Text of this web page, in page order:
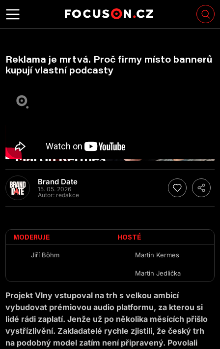
Reklama je mrtvá. Proč firmy místo bannerů
kupují vlastní podcasty
Brand Date
15. 05. 2026
Autor: redakce
MODERUJE
Jiří Böhm
HOSTÉ
Martin Kermes
Martin Jedlička
Projekt Vlny vstupoval na trh s velkou ambicí
vybudovat prémiovou audio platformu, za kterou si
lidé rádi zaplatí. Jenže už po několika měsících přišlo
vystřízlivění. Zakladatelé rychle zjistili, že český trh
na podobný model zatím není připravený. Povolali